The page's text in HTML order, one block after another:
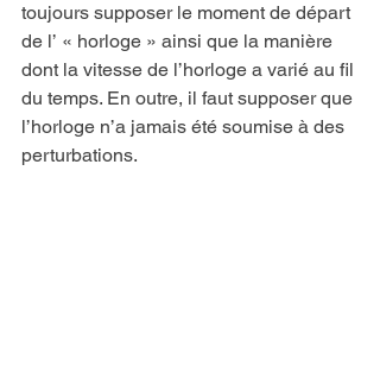
toujours supposer le moment de départ
de l’ « horloge » ainsi que la manière
dont la vitesse de l’horloge a varié au fil
du temps. En outre, il faut supposer que
l’horloge n’a jamais été soumise à des
perturbations.